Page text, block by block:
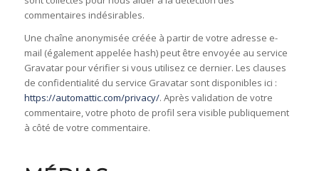
commentaires indésirables.
Une chaîne anonymisée créée à partir de votre adresse e-
mail (également appelée hash) peut être envoyée au service
Gravatar pour vérifier si vous utilisez ce dernier. Les clauses
de confidentialité du service Gravatar sont disponibles ici :
https://automattic.com/privacy/. Après validation de votre
commentaire, votre photo de profil sera visible publiquement
à côté de votre commentaire.